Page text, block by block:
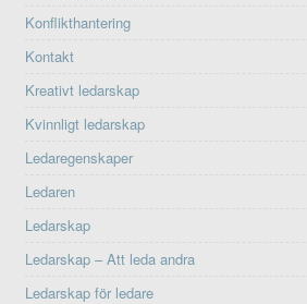
Konflikthantering
Kontakt
Kreativt ledarskap
Kvinnligt ledarskap
Ledaregenskaper
Ledaren
Ledarskap
Ledarskap – Att leda andra
Ledarskap för ledare